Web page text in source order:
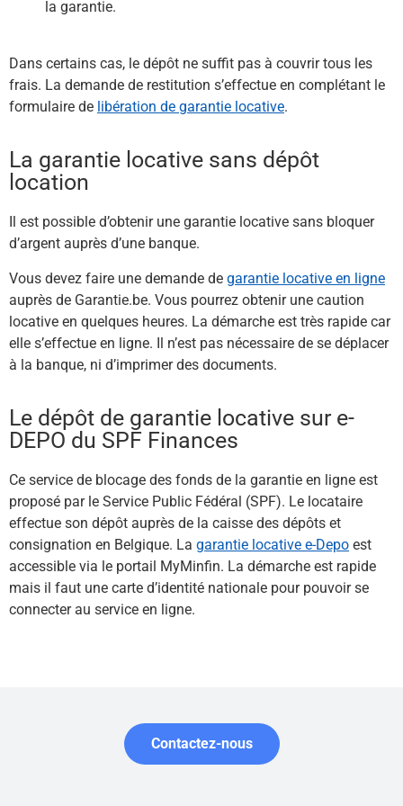
la garantie.
Dans certains cas, le dépôt ne suffit pas à couvrir tous les
frais. La demande de restitution s’effectue en complétant le
formulaire de libération de garantie locative.
La garantie locative sans dépôt
location
Il est possible d’obtenir une garantie locative sans bloquer
d’argent auprès d’une banque.
Vous devez faire une demande de garantie locative en ligne
auprès de Garantie.be. Vous pourrez obtenir une caution
locative en quelques heures. La démarche est très rapide car
elle s’effectue en ligne. Il n’est pas nécessaire de se déplacer
à la banque, ni d’imprimer des documents.
Le dépôt de garantie locative sur e-
DEPO du SPF Finances
Ce service de blocage des fonds de la garantie en ligne est
proposé par le Service Public Fédéral (SPF). Le locataire
effectue son dépôt auprès de la caisse des dépôts et
consignation en Belgique. La garantie locative e-Depo est
accessible via le portail MyMinfin. La démarche est rapide
mais il faut une carte d’identité nationale pour pouvoir se
connecter au service en ligne.
Contactez-nous